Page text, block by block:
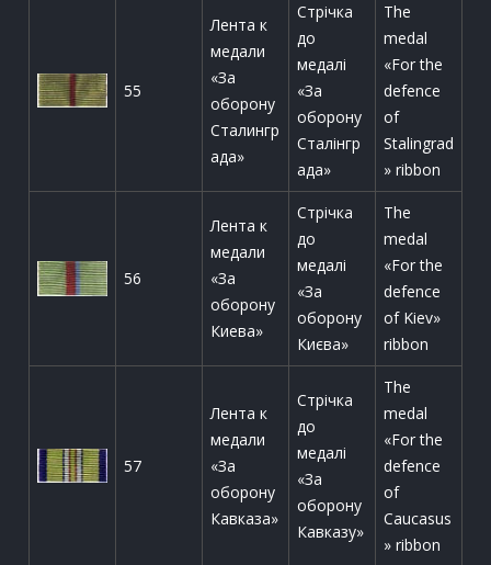
55
Лента к
медали
«За
оборону
Сталингр
ада»
Стрічка
до
медалі
«За
оборону
Сталінгр
ада»
The
medal
«For the
defence
of
Stalingrad
» ribbon
56
Лента к
медали
«За
оборону
Киева»
Стрічка
до
медалі
«За
оборону
Києва»
The
medal
«For the
defence
of Kiev»
ribbon
57
Лента к
медали
«За
оборону
Кавказа»
Стрічка
до
медалі
«За
оборону
Кавказу»
The
medal
«For the
defence
of
Caucasus
» ribbon